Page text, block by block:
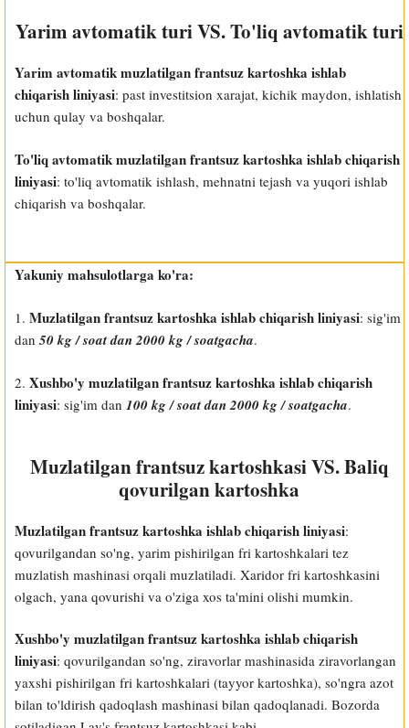
Yarim avtomatik turi VS. To'liq avtomatik turi
Yarim avtomatik muzlatilgan frantsuz kartoshka ishlab
chiqarish liniyasi: past investitsion xarajat, kichik maydon, ishlatish
uchun qulay va boshqalar.
To'liq avtomatik muzlatilgan frantsuz kartoshka ishlab chiqarish
liniyasi: to'liq avtomatik ishlash, mehnatni tejash va yuqori ishlab
chiqarish va boshqalar.
Yakuniy mahsulotlarga ko'ra:
1. Muzlatilgan frantsuz kartoshka ishlab chiqarish liniyasi: sig'im
dan 50 kg / soat dan 2000 kg / soatgacha.
2. Xushbo'y muzlatilgan frantsuz kartoshka ishlab chiqarish
liniyasi: sig'im dan 100 kg / soat dan 2000 kg / soatgacha.
Muzlatilgan frantsuz kartoshkasi VS. Baliq
qovurilgan kartoshka
Muzlatilgan frantsuz kartoshka ishlab chiqarish liniyasi:
qovurilgandan so'ng, yarim pishirilgan fri kartoshkalari tez
muzlatish mashinasi orqali muzlatiladi. Xaridor fri kartoshkasini
olgach, yana qovurishi va o'ziga xos ta'mini olishi mumkin.
Xushbo'y muzlatilgan frantsuz kartoshka ishlab chiqarish
liniyasi: qovurilgandan so'ng, ziravorlar mashinasida ziravorlangan
yaxshi pishirilgan fri kartoshkalari (tayyor kartoshka), so'ngra azot
bilan to'ldirish qadoqlash mashinasi bilan qadoqlanadi. Bozorda